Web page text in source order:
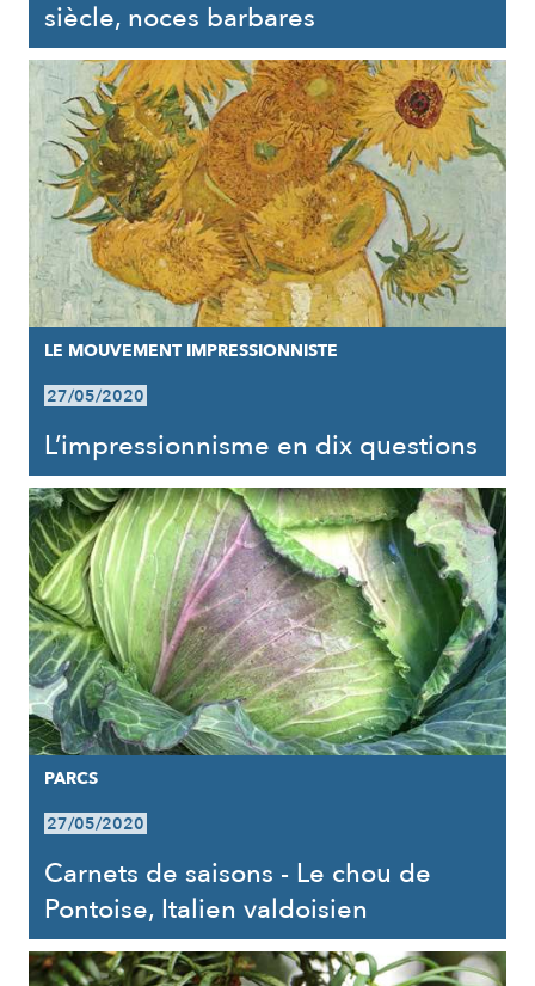
siècle, noces barbares
LE MOUVEMENT IMPRESSIONNISTE
27/05/2020
L’impressionnisme en dix questions
PARCS
27/05/2020
Carnets de saisons - Le chou de
Pontoise, Italien valdoisien